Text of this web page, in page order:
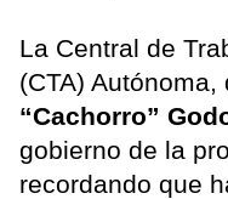
La Central de
(CTA) Autónoma,
“Cachorro”
gobierno de la
recordando que